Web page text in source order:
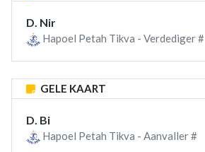
D. Nir
Hapoel Petah Tikva - Verdediger #
GELE KAART
D. Bi
Hapoel Petah Tikva - Aanvaller #